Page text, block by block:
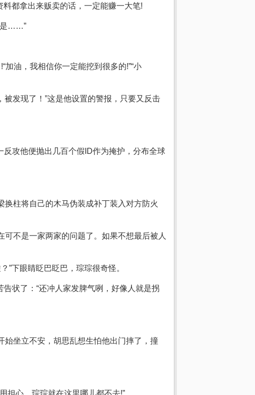
都拿出来贩卖的话，一定能赚一大笔!
是……”
油，我相信你一定能挖到很多的!”“小
发现了！”这是他设置的警报，只要又反击
反攻他便抛出几百个假ID作为掩护，分布全球
柱将自己的木马伪装成补丁装入对方防火
不是一家两家的问题了。如果不想最后被人
”下眼睛眨巴眨巴，琮琮很奇怪。
状了：“还冲人家发脾气咧，好像人就是拐
始坐立不安，胡思乱想生怕他出门摔了，撞
担心，琮琮就在这里哪儿都不去!”